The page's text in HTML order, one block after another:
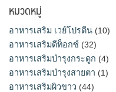
หมวดหมู่
อาหารเสริม เวย์โปรตีน (10)
อาหารเสริมดีท็อกซ์ (32)
อาหารเสริมบำรุงกระดูก (4)
อาหารเสริมบำรุงสายตา (1)
อาหารเสริมผิวขาว (44)